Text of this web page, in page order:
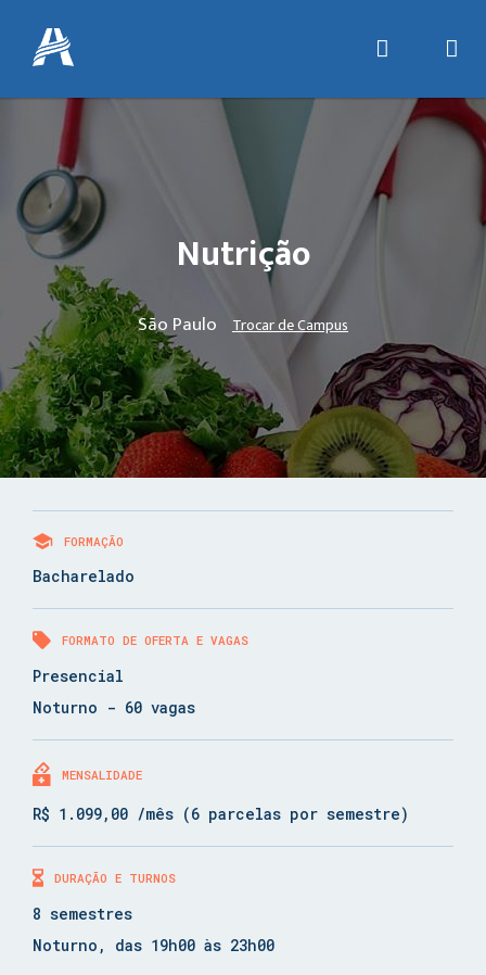
Nutrição
São Paulo Trocar de Campus
FORMAÇÃO
Bacharelado
FORMATO DE OFERTA E VAGAS
Presencial
Noturno - 60 vagas
MENSALIDADE
R$ 1.099,00 /mês (6 parcelas por semestre)
DURAÇÃO E TURNOS
8 semestres
Noturno, das 19h00 às 23h00